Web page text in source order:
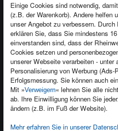
Einige Cookies sind notwendig,
(z.B. der Warenkorb). Andere helfen
unser Angebot zu verbessern. Durch
erklären Sie, dass Sie mindestens
einverstanden sind, dass der
Cookies setzen und
unserer Webseite verarbeiten -
Personalisierung von Werbung (Ads-
Erfolgsmessung. Sie können auch
Mit »Verweigern« lehnen Sie alle
ab. Ihre Einwilligung können Sie
ändern (z.B. im Fuß der Website).
Mehr erfahren Sie in unserer
Kontakt
Newsletter
Für Unternehmen
Presseservice
Dozentenservice